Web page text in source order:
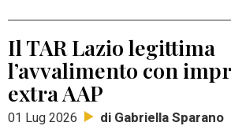
Il TAR Lazio legittima
l’avvalimento con
extra AAP
01 Lug 2026 di Gabriella Sparano